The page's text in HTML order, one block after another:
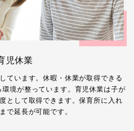
児休業
ています。休暇・休業が取得できる
境が整っています。育児休業は子が
として取得できます。保育所に入れ
で延長が可能です。